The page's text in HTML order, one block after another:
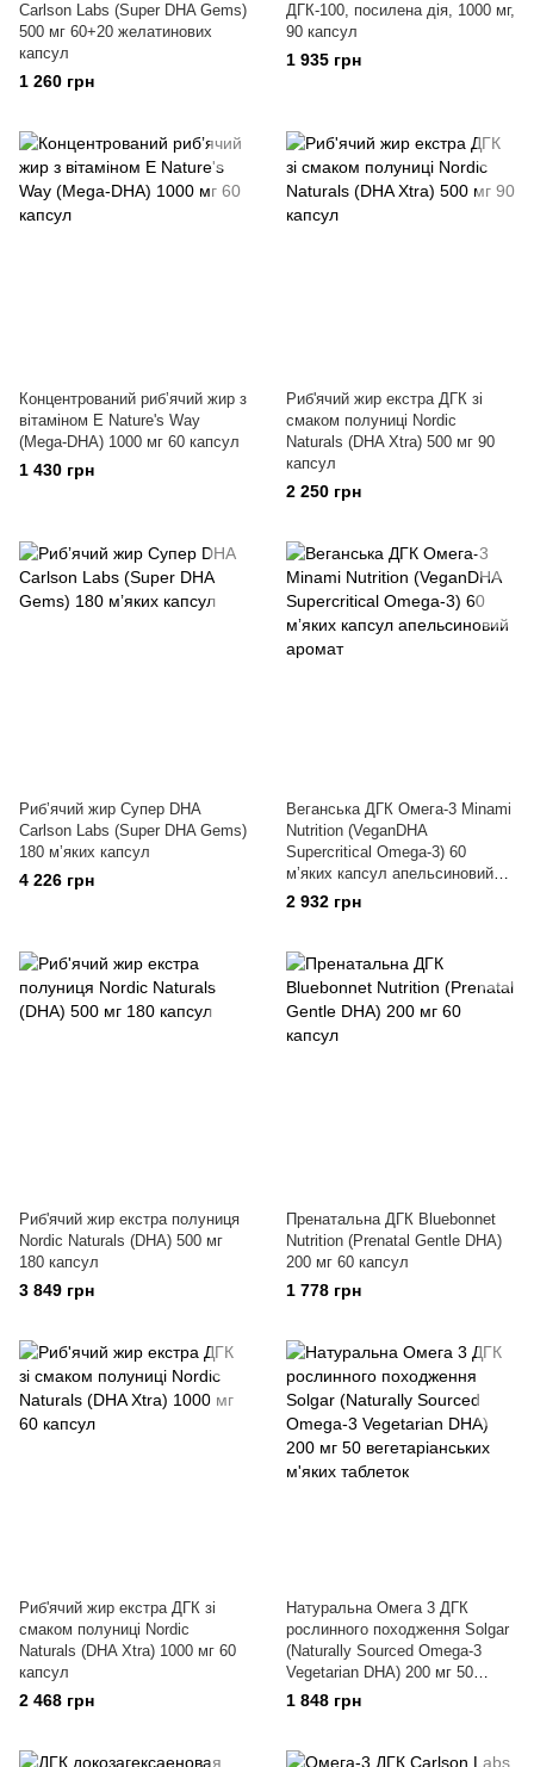
Carlson Labs (Super DHA Gems)
500 мг 60+20 желатинових
капсул
1 260 грн
ДГК-100, посилена дія, 1000 мг,
90 капсул
1 935 грн
Концентрований рибʼячий жир з
вітаміном Е Nature's Way
(Mega-DHA) 1000 мг 60 капсул
1 430 грн
Риб'ячий жир екстра ДГК зі
смаком полуниці Nordic
Naturals (DHA Xtra) 500 мг 90
капсул
2 250 грн
Рибʼячий жир Супер DHA
Carlson Labs (Super DHA Gems)
180 мʼяких капсул
4 226 грн
Веганська ДГК Омега-3 Minami
Nutrition (VeganDHA
Supercritical Omega-3) 60
мʼяких капсул апельсиновий
аромат
2 932 грн
Риб'ячий жир екстра полуниця
Nordic Naturals (DHA) 500 мг
180 капсул
3 849 грн
Пренатальна ДГК Bluebonnet
Nutrition (Prenatal Gentle DHA)
200 мг 60 капсул
1 778 грн
Риб'ячий жир екстра ДГК зі
смаком полуниці Nordic
Naturals (DHA Xtra) 1000 мг 60
капсул
2 468 грн
Натуральна Омега 3 ДГК
рослинного походження Solgar
(Naturally Sourced Omega-3
Vegetarian DHA) 200 мг 50
вегетаріанських м'яких
таблеток
1 848 грн